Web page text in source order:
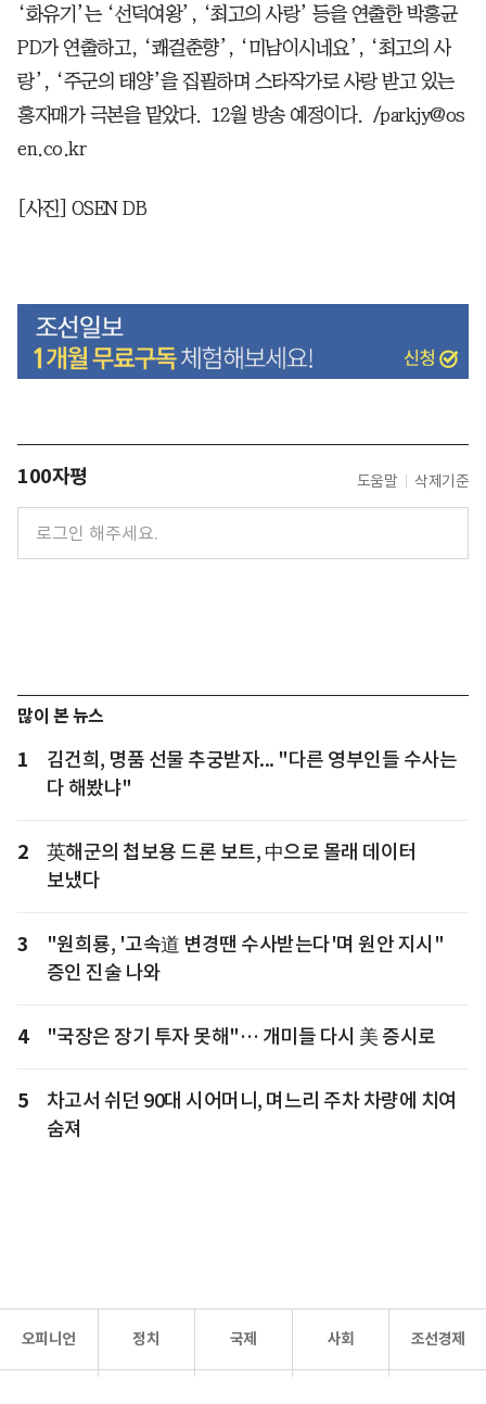
‘화유기’는 ‘선덕여왕’, ‘최고의 사랑’ 등을 연출한 박홍균
PD가 연출하고, ‘쾌걸춘향’, ‘미남이시네요’, ‘최고의 사
랑’, ‘주군의 태양’을 집필하며 스타작가로 사랑 받고 있는
홍자매가 극본을 맡았다. 12월 방송 예정이다. /parkjy@os
en.co.kr
[사진] OSEN DB
100자평 도움말 삭제기준
많이 본 뉴스
1
김건희, 명품 선물 추궁받자... "다른 영부인들 수사는
다 해봤냐"
2
英해군의 첩보용 드론 보트, 中으로 몰래 데이터
보냈다
3
"원희룡, '고속道 변경땐 수사받는다'며 원안 지시"
증인 진술 나와
4 "국장은 장기 투자 못해"… 개미들 다시 美 증시로
5
차고서 쉬던 90대 시어머니, 며느리 주차 차량에 치여
숨져
오피니언 정치 국제 사회 조선경제